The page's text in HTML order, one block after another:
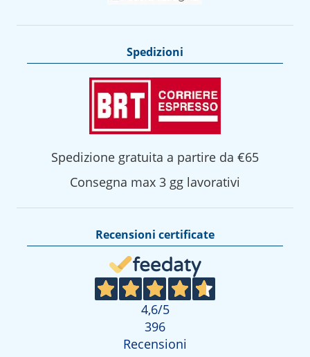
Spedizioni
Spedizione gratuita a partire da €65
Consegna max 3 gg lavorativi
Recensioni certificate
4,6/5
396
Recensioni